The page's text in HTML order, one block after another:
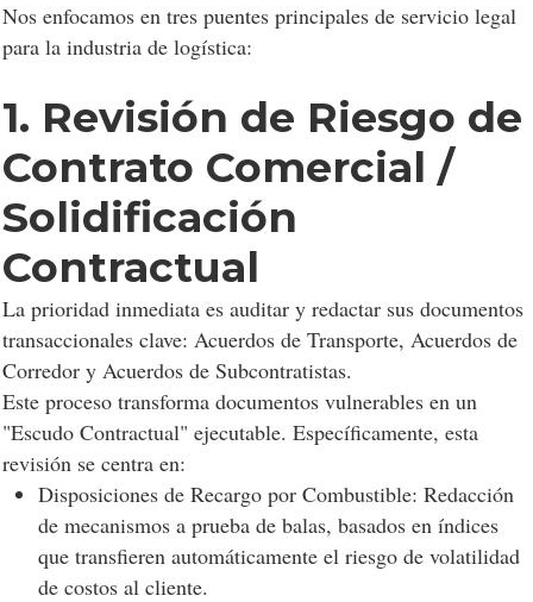
Nos enfocamos en tres puentes principales de servicio legal
para la industria de logística:
1. Revisión de Riesgo de
Contrato Comercial /
Solidificación
Contractual
La prioridad inmediata es auditar y redactar sus documentos
transaccionales clave: Acuerdos de Transporte, Acuerdos de
Corredor y Acuerdos de Subcontratistas.
Este proceso transforma documentos vulnerables en un
"Escudo Contractual" ejecutable. Específicamente, esta
revisión se centra en:
Disposiciones de Recargo por Combustible: Redacción
de mecanismos a prueba de balas, basados en índices
que transfieren automáticamente el riesgo de volatilidad
de costos al cliente.